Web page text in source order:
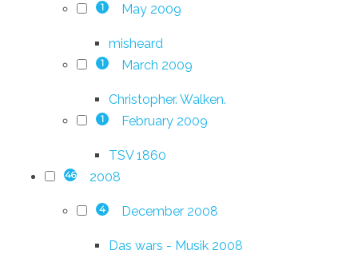
1 May 2009
misheard
1 March 2009
Christopher. Walken.
1 February 2009
TSV 1860
46 2008
4 December 2008
Das wars - Musik 2008